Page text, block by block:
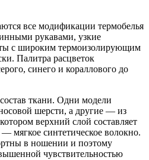
все модификации термобелья
рукавами, узкие
с широким термоизолирующим
Палитра расцветок
синего и кораллового до
ткани. Одни модели
шерсти, а другие — из
верхний слой составляет
мягкое синтетическое волокно.
в ношении и поэтому
чувствительностью